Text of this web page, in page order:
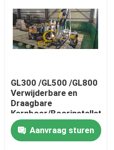
GL300 /GL500 /GL800
Verwijderbare en
Draagbare
Kernboor/Boorinstallatie
Aanvraag sturen